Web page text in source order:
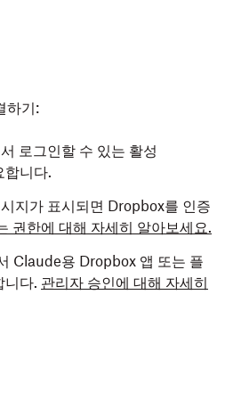
하기:
로그인할 수 있는 활성
합니다.
지가 표시되면 Dropbox를 인증
권한에 대해 자세히 알아보세요.
Claude용 Dropbox 앱 또는 플
니다. 관리자 승인에 대해 자세히